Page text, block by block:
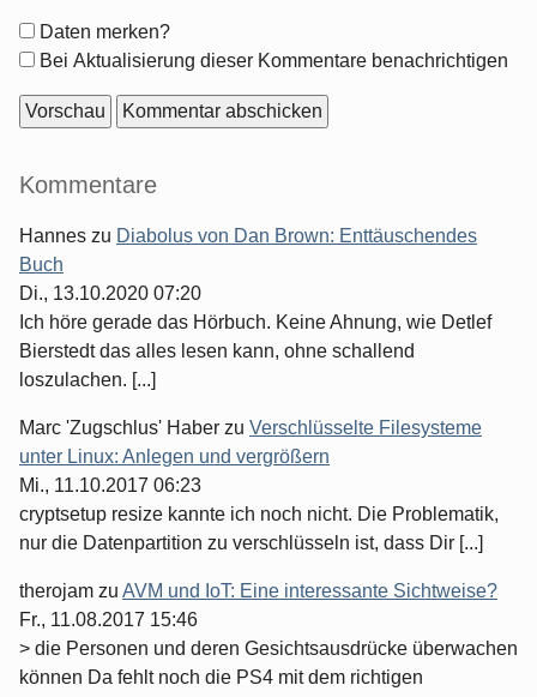
Formular-
Optionen
Daten merken?
Bei Aktualisierung dieser Kommentare benachrichtigen
Seitenleiste
Kommentare
Hannes zu Diabolus von Dan Brown: Enttäuschendes
Buch
Di., 13.10.2020 07:20
Ich höre gerade das Hörbuch. Keine Ahnung, wie Detlef
Bierstedt das alles lesen kann, ohne schallend
loszulachen. [...]
Marc 'Zugschlus' Haber zu Verschlüsselte Filesysteme
unter Linux: Anlegen und vergrößern
Mi., 11.10.2017 06:23
cryptsetup resize kannte ich noch nicht. Die Problematik,
nur die Datenpartition zu verschlüsseln ist, dass Dir [...]
therojam zu AVM und IoT: Eine interessante Sichtweise?
Fr., 11.08.2017 15:46
> die Personen und deren Gesichtsausdrücke überwachen
können Da fehlt noch die PS4 mit dem richtigen